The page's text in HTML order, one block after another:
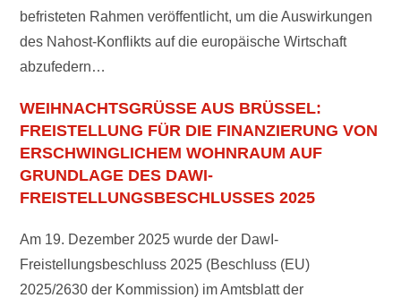
befristeten Rahmen veröffentlicht, um die Auswirkungen
des Nahost-Konflikts auf die europäische Wirtschaft
abzufedern…
WEIHNACHTSGRÜSSE AUS BRÜSSEL: F
REISTELLUNG FÜR DIE FINANZIERUNG VON E
RSCHWINGLICHEM WOHNRAUM AUF G
RUNDLAGE DES DAWI-F
REISTELLUNGSBESCHLUSSES 2025
Am 19. Dezember 2025 wurde der DawI-
Freistellungsbeschluss 2025 (Beschluss (EU)
2025/2630 der Kommission) im Amtsblatt der